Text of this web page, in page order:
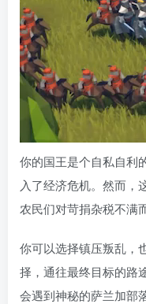
你的国王是个自私自利
入了经济危机。然而，
农民们对苛捐杂税不满
你可以选择镇压叛乱，
择，通往最终目标的路
会遇到神秘的萨兰加部